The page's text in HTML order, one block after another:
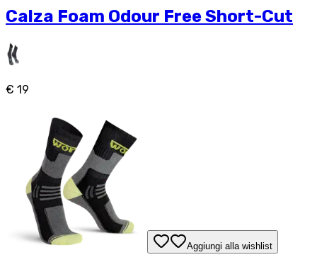
Calza Foam Odour Free Short-Cut
€ 19
Aggiungi alla wishlist